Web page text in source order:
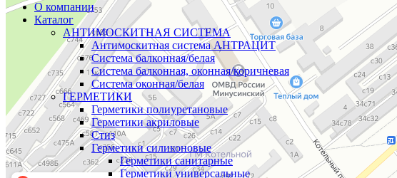
О компании
Каталог
АНТИМОСКИТНАЯ СИСТЕМА
Антимоскитная система АНТРАЦИТ
Система балконная/белая
Система балконная, оконная/коричневая
Система оконная/белая
ГЕРМЕТИКИ
Герметики полиуретановые
Герметики акриловые
Стиз
Герметики силиконовые
Герметики санитарные
Герметики универсальные